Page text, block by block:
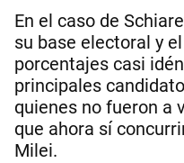
En el caso de
su base electoral y
porcentajes casi
principales
quienes no fueron a
que ahora sí
Milei.